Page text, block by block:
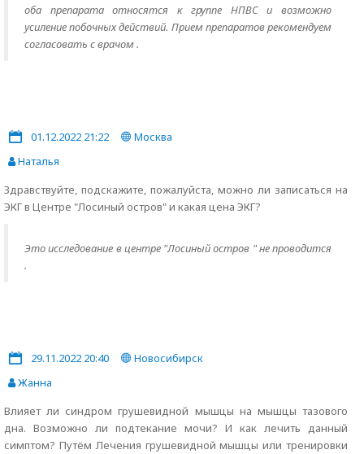
оба препарата относятся к группе НПВС и возможно
усиление побочных действий. Прием препаратов рекомендуем
согласовать с врачом .
01.12.2022 21:22
Москва
Наталья
Здравствуйте, подскажите, пожалуйста, можно ли записаться на
ЭКГ в Центре "Лосиный остров" и какая цена ЭКГ?
Это исследование в центре "Лосиный остров " не проводится
.
29.11.2022 20:40
Новосибирск
Жанна
Влияет ли синдром грушевидной мышцы на мышцы тазового
дна. Возможно ли подтекание мочи? И как лечить данный
симптом? Путём Лечения грушевидной мышцы или тренировки